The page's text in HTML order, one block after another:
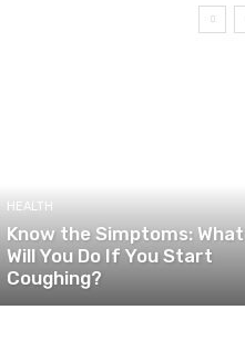
HEALTH
Know the Simptoms: What
Will You Do If You Start
Coughing?